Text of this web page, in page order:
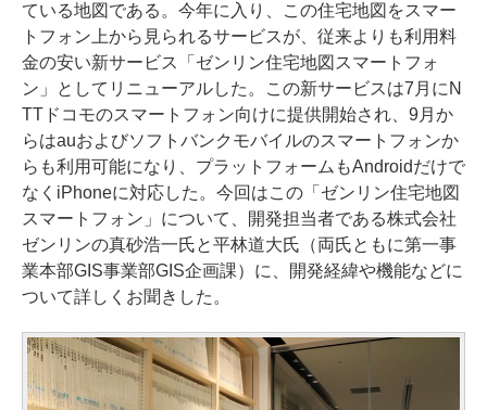
ている地図である。今年に入り、この住宅地図をスマー
トフォン上から見られるサービスが、従来よりも利用料
金の安い新サービス「ゼンリン住宅地図スマートフォ
ン」としてリニューアルした。この新サービスは7月にN
TTドコモのスマートフォン向けに提供開始され、9月か
らはauおよびソフトバンクモバイルのスマートフォンか
らも利用可能になり、プラットフォームもAndroidだけで
なくiPhoneに対応した。今回はこの「ゼンリン住宅地図
スマートフォン」について、開発担当者である株式会社
ゼンリンの真砂浩一氏と平林道大氏（両氏ともに第一事
業本部GIS事業部GIS企画課）に、開発経緯や機能などに
ついて詳しくお聞きした。